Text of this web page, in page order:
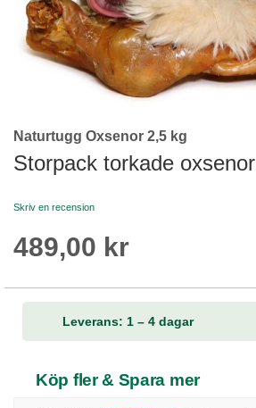
Skip
to
the
of
images
Naturtugg Oxsenor 2,5 kg
Storpack torkade oxsenor
Skriv en recension
489,00 kr
Leverans: 1 – 4 dagar
Köp fler & Spara mer